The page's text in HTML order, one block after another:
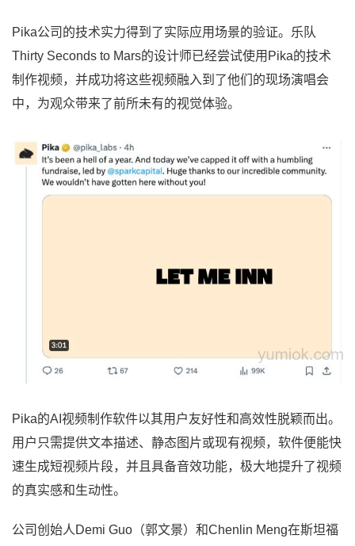
Pika公司的技术实力得到了实际应用场景的验证。乐队
Thirty Seconds to Mars的设计师已经尝试使用Pika的技术
制作视频，并成功将这些视频融入到了他们的现场演唱会
中，为观众带来了前所未有的视觉体验。
Pika的AI视频制作软件以其用户友好性和高效性脱颖而出。
用户只需提供文本描述、静态图片或现有视频，软件便能快
速生成短视频片段，并且具备音效功能，极大地提升了视频
的真实感和生动性。
公司创始人Demi Guo（郭文景）和Chenlin Meng在斯坦福